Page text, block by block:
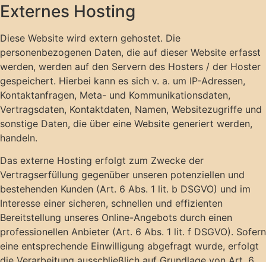
Externes Hosting
Diese Website wird extern gehostet. Die
personenbezogenen Daten, die auf dieser Website erfasst
werden, werden auf den Servern des Hosters / der Hoster
gespeichert. Hierbei kann es sich v. a. um IP-Adressen,
Kontaktanfragen, Meta- und Kommunikationsdaten,
Vertragsdaten, Kontaktdaten, Namen, Websitezugriffe und
sonstige Daten, die über eine Website generiert werden,
handeln.
Das externe Hosting erfolgt zum Zwecke der
Vertragserfüllung gegenüber unseren potenziellen und
bestehenden Kunden (Art. 6 Abs. 1 lit. b DSGVO) und im
Interesse einer sicheren, schnellen und effizienten
Bereitstellung unseres Online-Angebots durch einen
professionellen Anbieter (Art. 6 Abs. 1 lit. f DSGVO). Sofern
eine entsprechende Einwilligung abgefragt wurde, erfolgt